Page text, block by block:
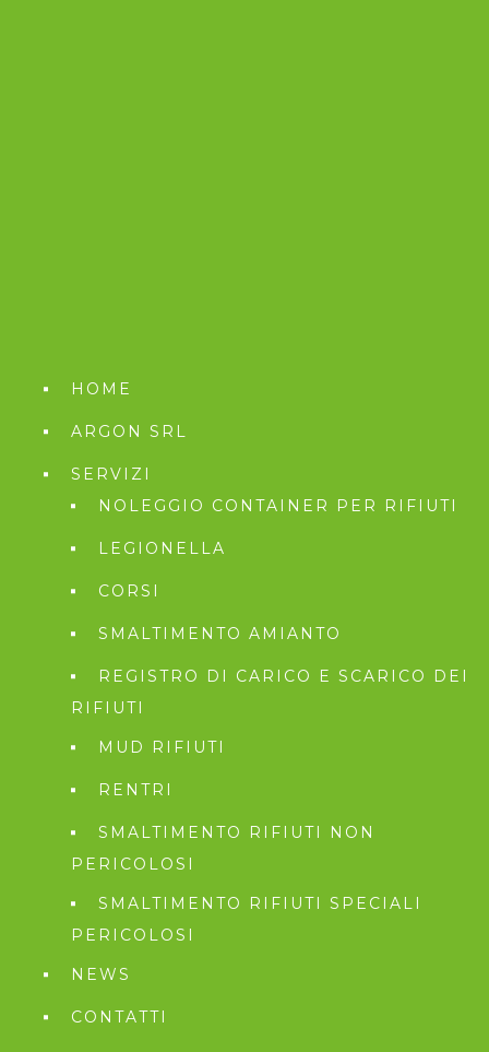
HOME
ARGON SRL
SERVIZI
NOLEGGIO CONTAINER PER RIFIUTI
LEGIONELLA
CORSI
SMALTIMENTO AMIANTO
REGISTRO DI CARICO E SCARICO DEI
RIFIUTI
MUD RIFIUTI
RENTRI
SMALTIMENTO RIFIUTI NON
PERICOLOSI
SMALTIMENTO RIFIUTI SPECIALI
PERICOLOSI
NEWS
CONTATTI